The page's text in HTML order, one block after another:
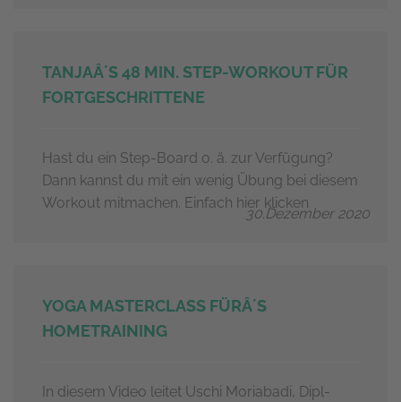
TANJAÂ´S 48 MIN. STEP-WORKOUT FÜR
FORTGESCHRITTENE
Hast du ein Step-Board o. ä. zur Verfügung?
Dann kannst du mit ein wenig Übung bei diesem
Workout mitmachen. Einfach hier klicken
30.Dezember 2020
YOGA MASTERCLASS FÜRÂ´S
HOMETRAINING
In diesem Video leitet Uschi Moriabadi, Dipl-